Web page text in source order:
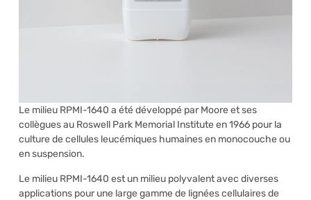
Le milieu RPMI-1640 a été développé par Moore et ses
collègues au Roswell Park Memorial Institute en 1966 pour la
culture de cellules leucémiques humaines en monocouche ou
en suspension.
Le milieu RPMI-1640 est un milieu polyvalent avec diverses
applications pour une large gamme de lignées cellulaires de